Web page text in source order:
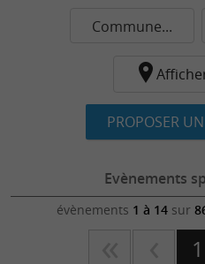
Commune...
PROPOSER
Evènements
évènements 1 à 14sur
1